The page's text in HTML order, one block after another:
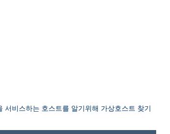
비스하는 호스트를 알기위해 가상호스트 찾기